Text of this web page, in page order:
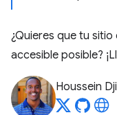
¿Quieres que tu
accesible posible?
Houssein